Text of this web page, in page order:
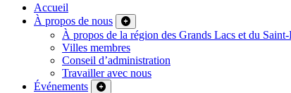
Accueil
À propos de nous
À propos de la région des Grands Lacs et du
Villes membres
Conseil d’administration
Travailler avec nous
Événements